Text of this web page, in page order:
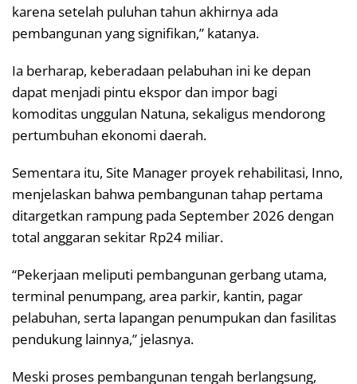
karena setelah puluhan tahun akhirnya ada
pembangunan yang signifikan,” katanya.
Ia berharap, keberadaan pelabuhan ini ke depan
dapat menjadi pintu ekspor dan impor bagi
komoditas unggulan Natuna, sekaligus mendorong
pertumbuhan ekonomi daerah.
Sementara itu, Site Manager proyek rehabilitasi, Inno,
menjelaskan bahwa pembangunan tahap pertama
ditargetkan rampung pada September 2026 dengan
total anggaran sekitar Rp24 miliar.
“Pekerjaan meliputi pembangunan gerbang utama,
terminal penumpang, area parkir, kantin, pagar
pelabuhan, serta lapangan penumpukan dan fasilitas
pendukung lainnya,” jelasnya.
Meski proses pembangunan tengah berlangsung,